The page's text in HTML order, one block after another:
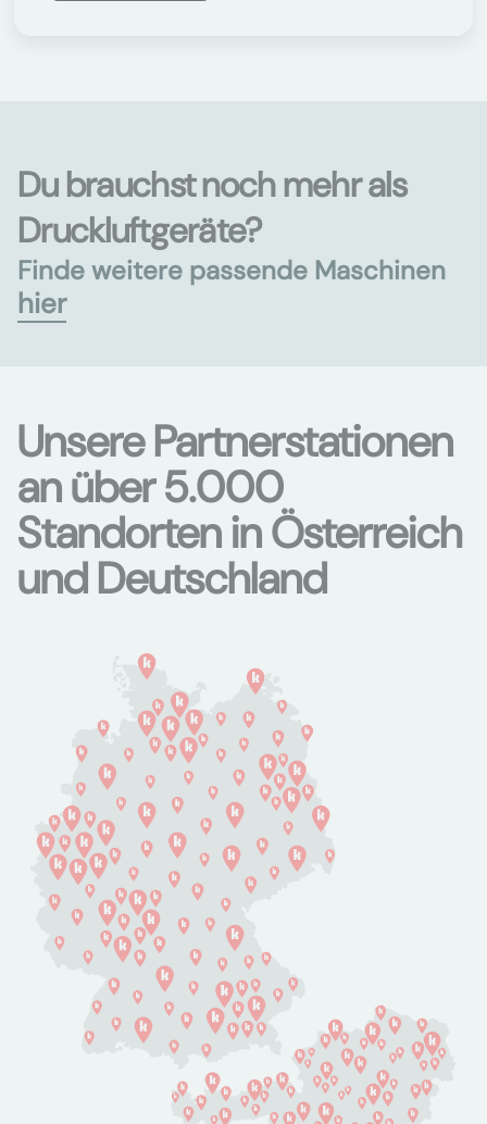
Du brauchst noch mehr als
Druckluftgeräte?
Finde weitere passende Maschinen
hier
Unsere Partnerstationen
an über 5.000
Standorten in Österreich
und Deutschland